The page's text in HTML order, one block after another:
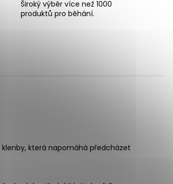
Široký výběr více než 1000
produktů pro běhání.
která napomáhá předcházet